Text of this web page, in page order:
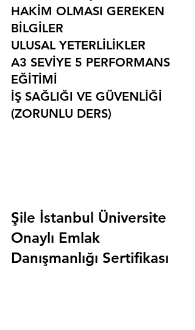
HAKİM OLMASI GEREKEN
BİLGİLER
ULUSAL YETERLİLİKLER
A3 SEVİYE 5 PERFORMANS
EĞİTİMİ
İŞ SAĞLIĞI VE GÜVENLİĞİ
(ZORUNLU DERS)
Şile İstanbul Üniversite
Onaylı Emlak
Danışmanlığı Sertifikası